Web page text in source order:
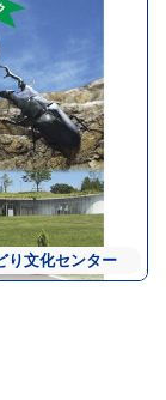
ワークショップ
展示・観賞
り文化センター